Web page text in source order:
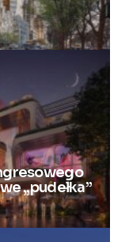
nowoczesny
„pudełka”